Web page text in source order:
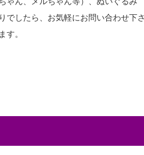
でしたら、お気軽にお問い合わせ下さ
す。